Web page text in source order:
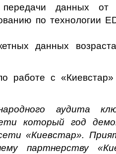
передачи данных
по технологии
данных
работе с
аудита
который год
«Киевстар».
партнерству